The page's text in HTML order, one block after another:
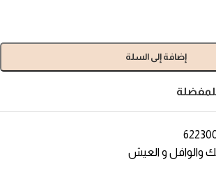
إضافة إلى السلة
والوافل و العيش